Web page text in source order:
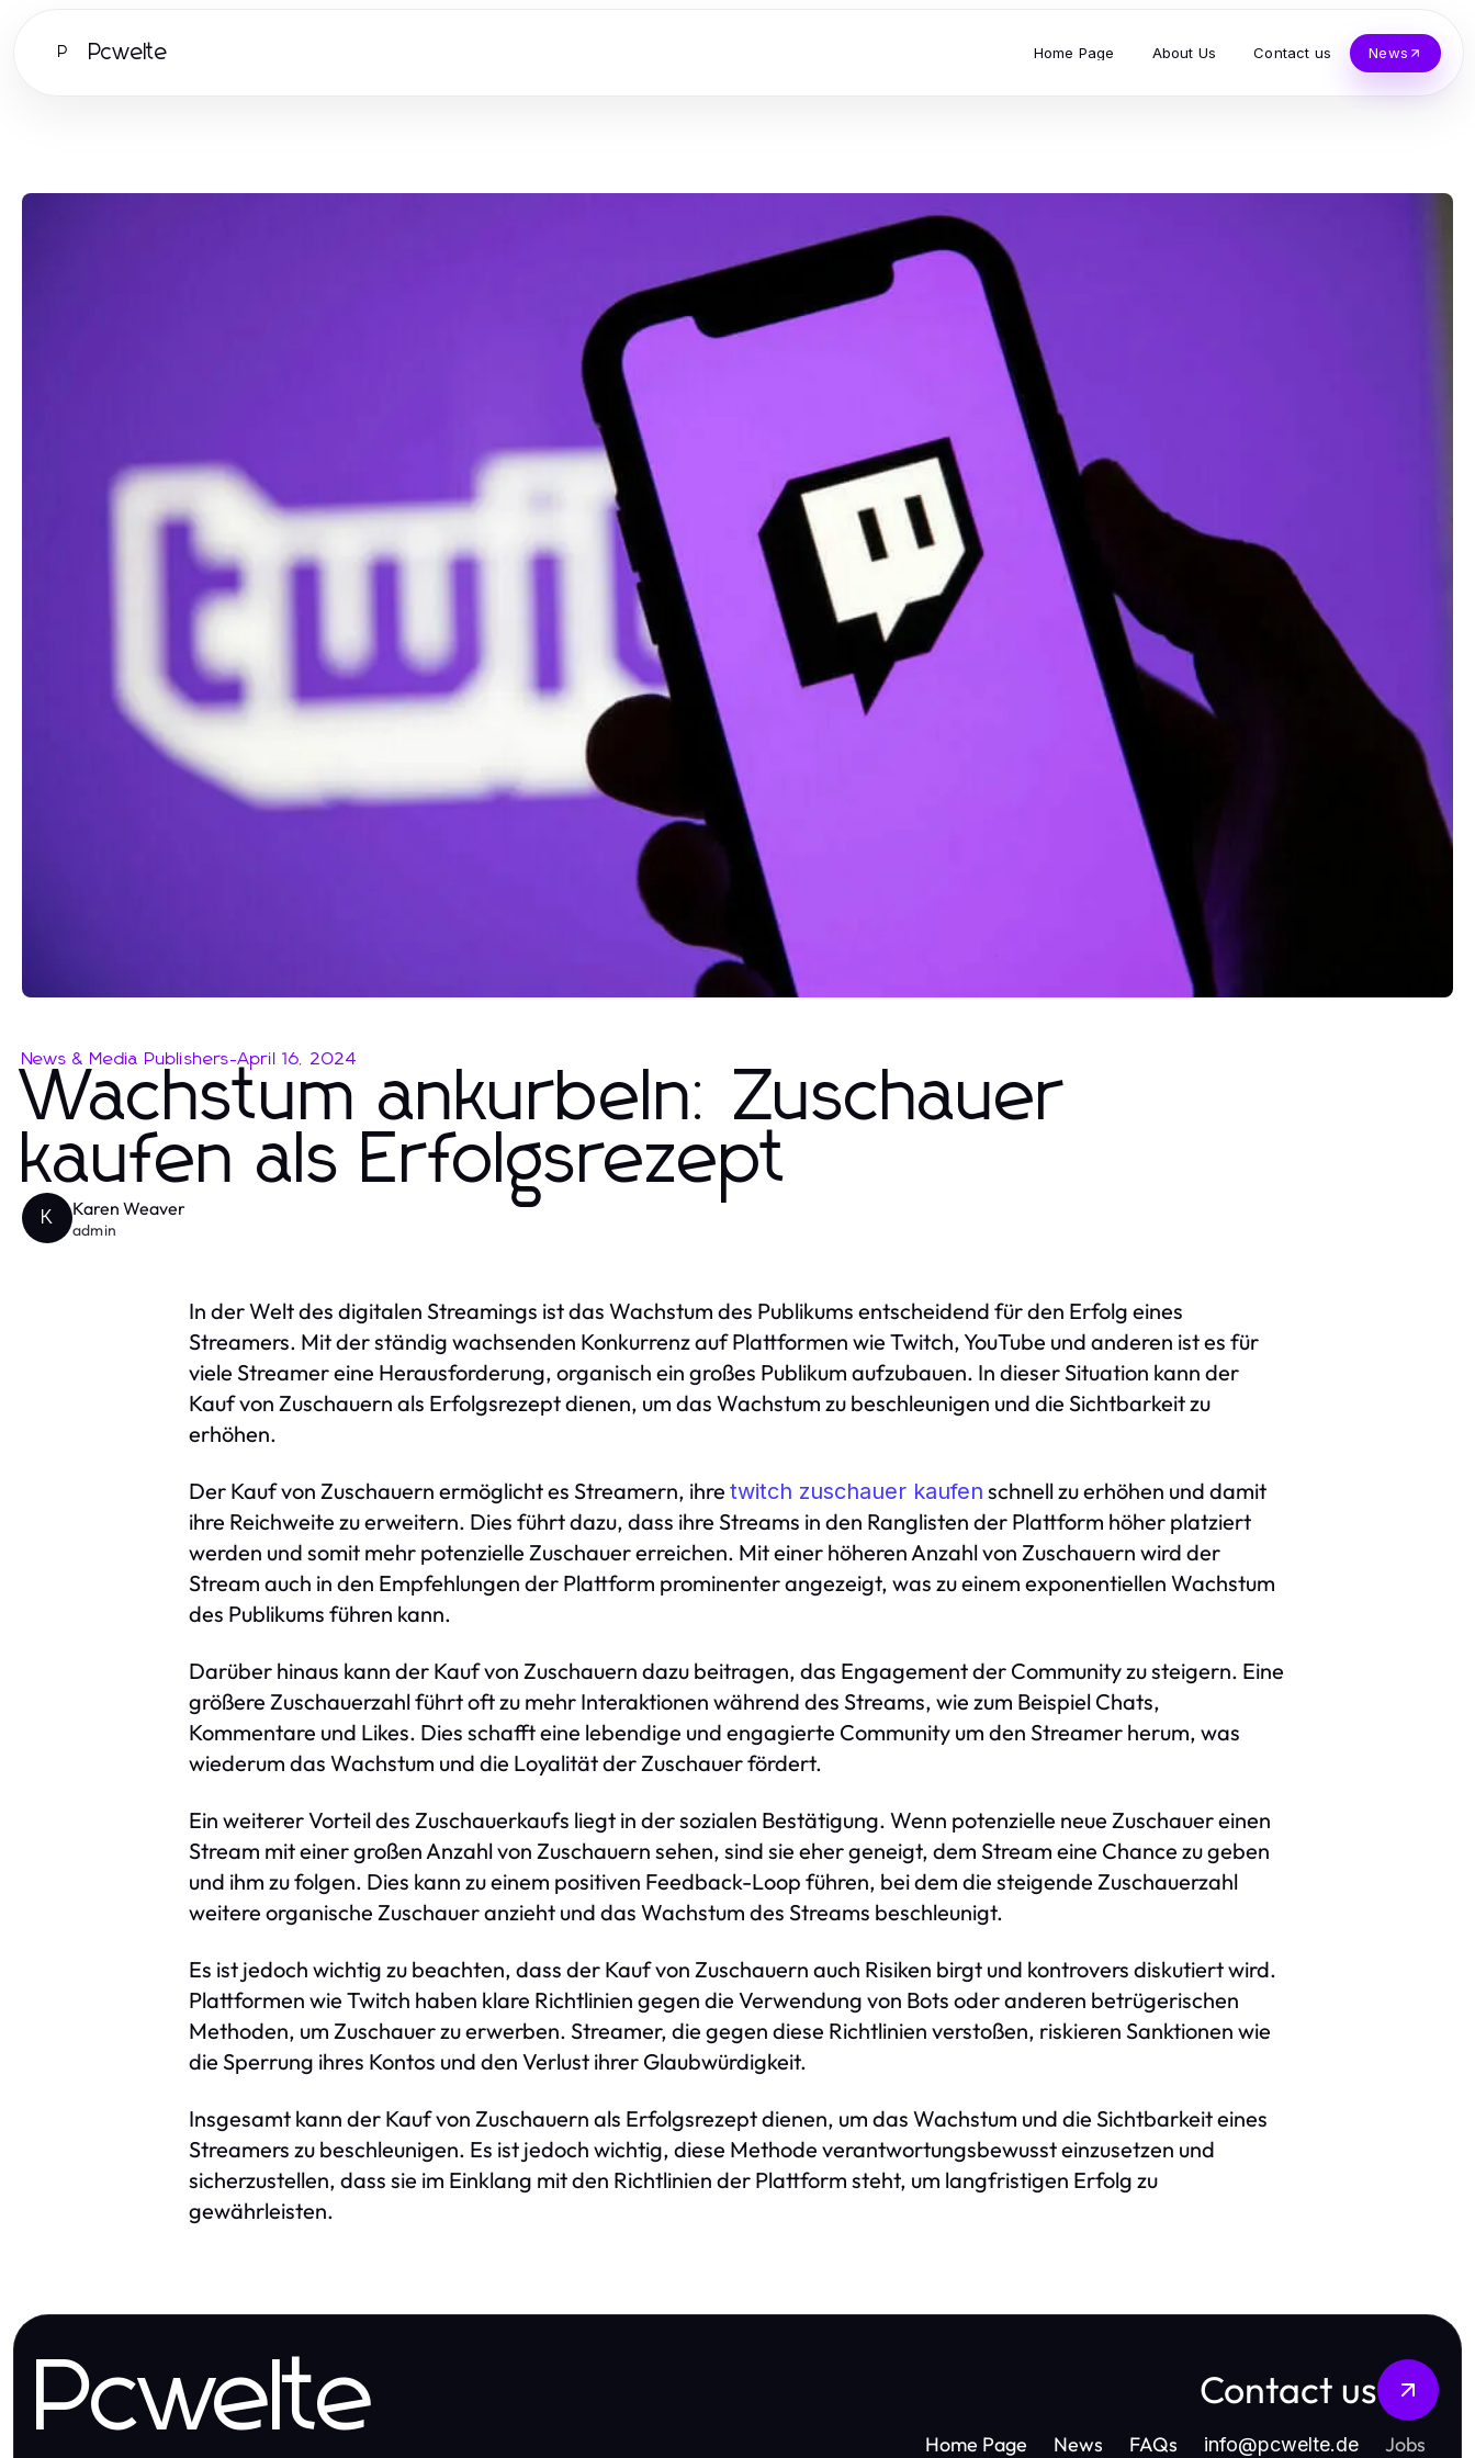
P Pcwelte Home Page About Us Contact us News
News & Media Publishers-April 16, 2024
Wachstum ankurbeln: Zuschauer
kaufen als Erfolgsrezept
K Karen Weaver
admin
In der Welt des digitalen Streamings ist das Wachstum des Publikums entscheidend für den Erfolg eines
Streamers. Mit der ständig wachsenden Konkurrenz auf Plattformen wie Twitch, YouTube und anderen ist es für
viele Streamer eine Herausforderung, organisch ein großes Publikum aufzubauen. In dieser Situation kann der
Kauf von Zuschauern als Erfolgsrezept dienen, um das Wachstum zu beschleunigen und die Sichtbarkeit zu
erhöhen.
Der Kauf von Zuschauern ermöglicht es Streamern, ihre twitch zuschauer kaufen schnell zu erhöhen und damit
ihre Reichweite zu erweitern. Dies führt dazu, dass ihre Streams in den Ranglisten der Plattform höher platziert
werden und somit mehr potenzielle Zuschauer erreichen. Mit einer höheren Anzahl von Zuschauern wird der
Stream auch in den Empfehlungen der Plattform prominenter angezeigt, was zu einem exponentiellen Wachstum
des Publikums führen kann.
Darüber hinaus kann der Kauf von Zuschauern dazu beitragen, das Engagement der Community zu steigern. Eine
größere Zuschauerzahl führt oft zu mehr Interaktionen während des Streams, wie zum Beispiel Chats,
Kommentare und Likes. Dies schafft eine lebendige und engagierte Community um den Streamer herum, was
wiederum das Wachstum und die Loyalität der Zuschauer fördert.
Ein weiterer Vorteil des Zuschauerkaufs liegt in der sozialen Bestätigung. Wenn potenzielle neue Zuschauer einen
Stream mit einer großen Anzahl von Zuschauern sehen, sind sie eher geneigt, dem Stream eine Chance zu geben
und ihm zu folgen. Dies kann zu einem positiven Feedback-Loop führen, bei dem die steigende Zuschauerzahl
weitere organische Zuschauer anzieht und das Wachstum des Streams beschleunigt.
Es ist jedoch wichtig zu beachten, dass der Kauf von Zuschauern auch Risiken birgt und kontrovers diskutiert wird.
Plattformen wie Twitch haben klare Richtlinien gegen die Verwendung von Bots oder anderen betrügerischen
Methoden, um Zuschauer zu erwerben. Streamer, die gegen diese Richtlinien verstoßen, riskieren Sanktionen wie
die Sperrung ihres Kontos und den Verlust ihrer Glaubwürdigkeit.
Insgesamt kann der Kauf von Zuschauern als Erfolgsrezept dienen, um das Wachstum und die Sichtbarkeit eines
Streamers zu beschleunigen. Es ist jedoch wichtig, diese Methode verantwortungsbewusst einzusetzen und
sicherzustellen, dass sie im Einklang mit den Richtlinien der Plattform steht, um langfristigen Erfolg zu
gewährleisten.
Pcwelte Contact us
Home Page News FAQs info@pcwelte.de Jobs